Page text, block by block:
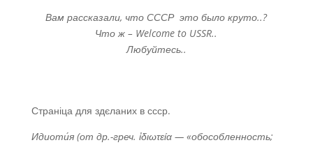
Вам рассказали, что СССР это было круто..?
Что ж – Welcome to USSR..
Любуйтесь..
Страніца для здєланих в ссср.
Идиоти́я (от др.-греч. ἰδιωτεία — «обособленность;